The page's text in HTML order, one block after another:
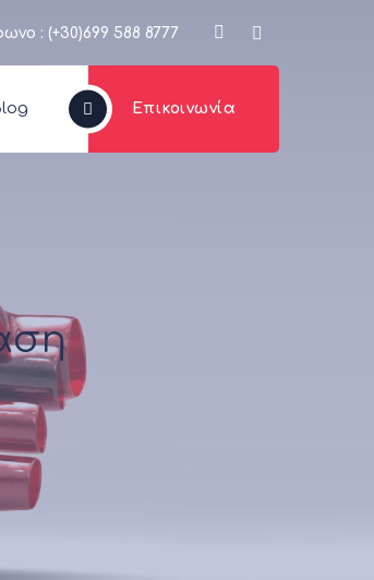
: (+30)699 588 8777
Επικοινωνία